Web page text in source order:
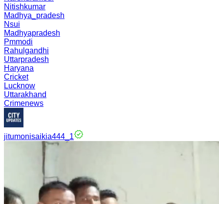
Nitishkumar
Madhya_pradesh
Nsui
Madhyapradesh
Pmmodi
Rahulgandhi
Uttarpradesh
Haryana
Cricket
Lucknow
Uttarakhand
Crimenews
jitumonisaikia444_1